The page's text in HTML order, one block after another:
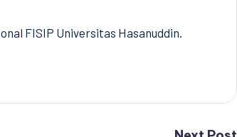
FISIP Universitas Hasanuddin.